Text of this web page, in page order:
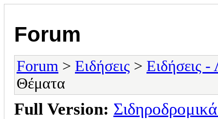
Forum
Forum > Ειδήσεις > Ειδήσεις
Θέματα
Full Version: